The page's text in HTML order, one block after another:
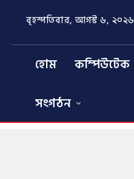
বৃহস্পতিবার, আগস্ট ৬, ২০২৬
হোম কম্পিউটেক
সংগঠন